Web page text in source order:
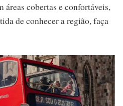
cobertas e confortáveis,
de conhecer a região, faça